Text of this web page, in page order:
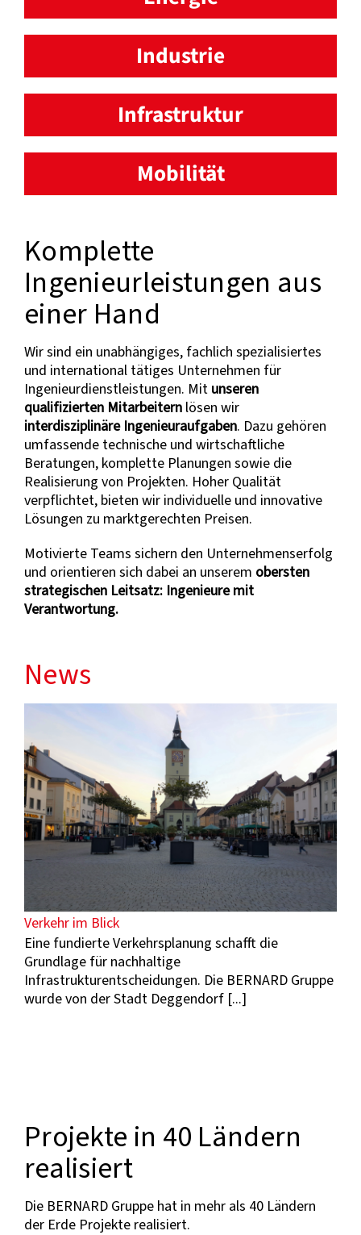
Industrie
Infrastruktur
Mobilität
Komplette
Ingenieurleistungen aus
einer Hand
Wir sind ein unabhängiges, fachlich spezialisiertes
und international tätiges Unternehmen für
Ingenieurdienstleistungen. Mit unseren
qualifizierten Mitarbeitern lösen wir
interdisziplinäre Ingenieuraufgaben. Dazu gehören
umfassende technische und wirtschaftliche
Beratungen, komplette Planungen sowie die
Realisierung von Projekten. Hoher Qualität
verpflichtet, bieten wir individuelle und innovative
Lösungen zu marktgerechten Preisen.
Motivierte Teams sichern den Unternehmenserfolg
und orientieren sich dabei an unserem obersten
strategischen Leitsatz: Ingenieure mit
Verantwortung.
News
Verkehr im Blick
Eine fundierte Verkehrsplanung schafft die
Grundlage für nachhaltige
Infrastrukturentscheidungen. Die BERNARD Gruppe
wurde von der Stadt Deggendorf [...]
Projekte in 40 Ländern
realisiert
Die BERNARD Gruppe hat in mehr als 40 Ländern
der Erde Projekte realisiert.